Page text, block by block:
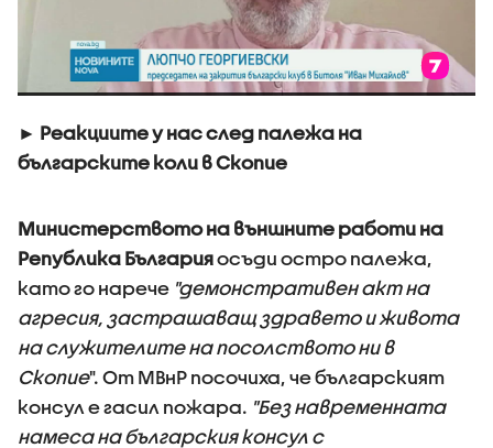
► Реакциите у нас след палежа на
българските коли в Скопие
Министерството на външните работи на
Република Българияосъди остро палежа,
като го нарече "демонстративен акт на
агресия, застрашаващ здравето и живота
на служителите на посолството ни в
Скопие". От МВнР посочиха, че българският
консул е гасил пожара. "Без навременната
намеса на българския консул с